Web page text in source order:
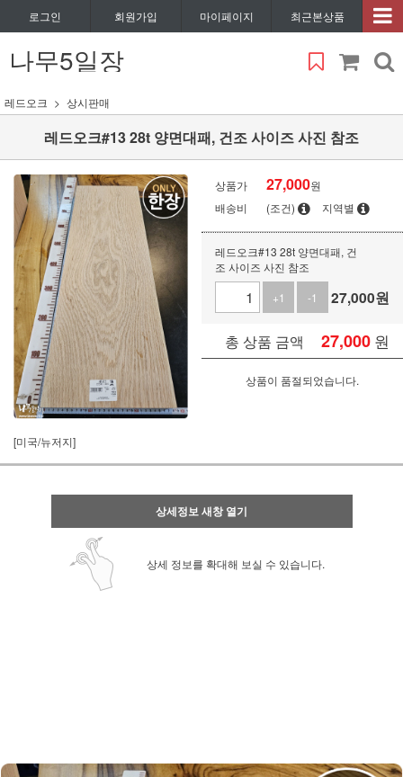
로그인 회원가입 마이페이지 최근본상품
나무5일장
레드오크 상시판매
레드오크#13 28t 양면대패, 건조 사이즈 사진 참조
[미국/뉴저지]
상품가 27,000원
배송비
(조건) 지역별
레드오크#13 28t 양면대패, 건
조 사이즈 사진 참조
+1
-1 27,000원
총 상품 금액 27,000 원
상품이 품절되었습니다.
상세정보 새창 열기
상세 정보를 확대해 보실 수 있습니다.